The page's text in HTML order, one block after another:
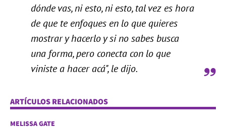
dónde vas, ni esto, ni esto, tal vez es hora
de que te enfoques en lo que quieres
mostrar y hacerlo y si no sabes busca
una forma, pero conecta con lo que
viniste a hacer acá", le dijo.
ARTÍCULOS RELACIONADOS
MELISSA GATE